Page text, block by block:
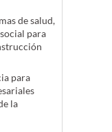
de salud,
para
para
la